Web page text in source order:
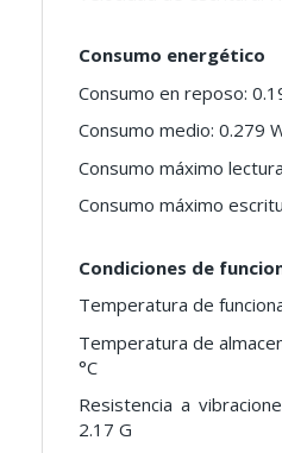
Consumo energético
Consumo en reposo:
Consumo medio: 0.279
Consumo máximo
Consumo máximo
Condiciones de
Temperatura de
Temperatura de
°C
Resistencia a
2.17 G